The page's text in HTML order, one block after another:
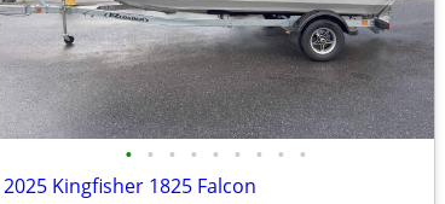
• • • • • • • • •
2025 Kingfisher 1825 Falcon